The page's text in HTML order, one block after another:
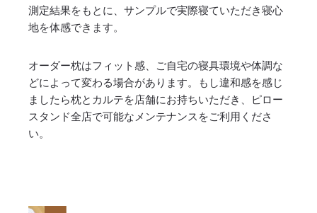
測定結果をもとに、サンプルで実際寝ていただき寝心
地を体感できます。
オーダー枕はフィット感、ご自宅の寝具環境や体調な
どによって変わる場合があります。もし違和感を感じ
ましたら枕とカルテを店舗にお持ちいただき、ピロー
スタンド全店で可能なメンテナンスをご利用くださ
い。